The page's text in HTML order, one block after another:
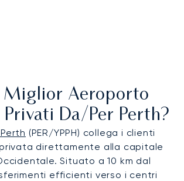
Miglior Aeroporto
Privati Da/per Perth?
(PER/YPPH) collega i clienti
direttamente alla capitale
Situato a 10 km dal
efficienti verso i centri